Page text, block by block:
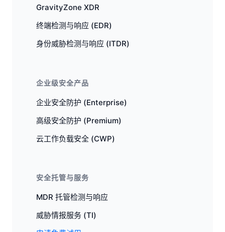
GravityZone XDR
终端检测与响应 (EDR)
身份威胁检测与响应 (ITDR)
企业级安全产品
企业安全防护 (Enterprise)
高级安全防护 (Premium)
云工作负载安全 (CWP)
安全托管与服务
MDR 托管检测与响应
威胁情报服务 (TI)